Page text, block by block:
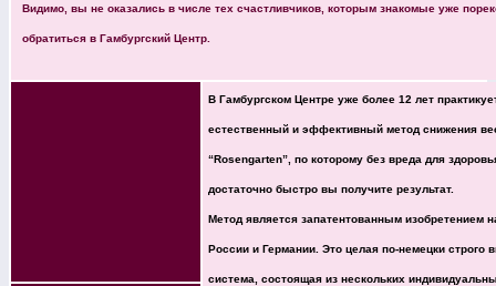
Видимо, вы не оказались в числе тех счастливчиков, которым знакомые уже
обратиться в Гамбургский Центр.
В Гамбургском Центре уже более 12 лет
естественный и эффективный метод снижения
“Rosengarten”, по которому без вреда для
достаточно быстро вы получите результат.
Метод является запатентованным изобретением
России и Германии. Это целая по-немецки строго
система, состоящая из нескольких